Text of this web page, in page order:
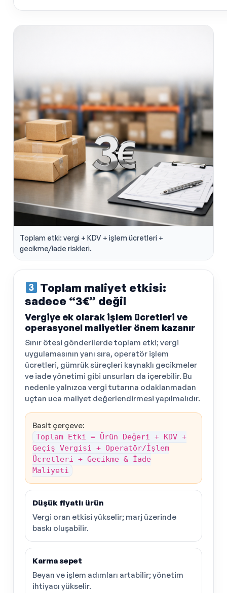
Toplam etki: vergi + KDV + işlem ücretleri +
gecikme/iade riskleri.
Toplam maliyet etkisi:
sadece “3€” değil
Vergiye ek olarak işlem ücretleri ve
operasyonel maliyetler önem kazanır
Sınır ötesi gönderilerde toplam etki; vergi
uygulamasının yanı sıra, operatör işlem
ücretleri, gümrük süreçleri kaynaklı gecikmeler
ve iade yönetimi gibi unsurları da içerebilir. Bu
nedenle yalnızca vergi tutarına odaklanmadan
uçtan uca maliyet değerlendirmesi yapılmalıdır.
Basit çerçeve:
Toplam Etki = Ürün Değeri + KDV +
Geçiş Vergisi + Operatör/İşlem
Ücretleri + Gecikme & İade
Maliyeti
Düşük fiyatlı ürün
Vergi oran etkisi yükselir; marj üzerinde
baskı oluşabilir.
Karma sepet
Beyan ve işlem adımları artabilir; yönetim
ihtiyacı yükselir.